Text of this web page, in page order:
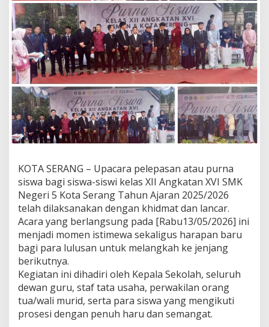
KOTA SERANG – Upacara pelepasan atau purna
siswa bagi siswa-siswi kelas XII Angkatan XVI SMK
Negeri 5 Kota Serang Tahun Ajaran 2025/2026
telah dilaksanakan dengan khidmat dan lancar.
Acara yang berlangsung pada [Rabu13/05/2026] ini
menjadi momen istimewa sekaligus harapan baru
bagi para lulusan untuk melangkah ke jenjang
berikutnya.
Kegiatan ini dihadiri oleh Kepala Sekolah, seluruh
dewan guru, staf tata usaha, perwakilan orang
tua/wali murid, serta para siswa yang mengikuti
prosesi dengan penuh haru dan semangat.